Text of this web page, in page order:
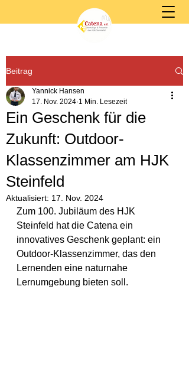
Beitrag
Ein Geschenk für die
Zukunft: Outdoor-
Klassenzimmer am HJK
Steinfeld
Yannick Hansen
17. Nov. 2024 1 Min. Lesezeit
Aktualisiert: 17. Nov. 2024
Zum 100. Jubiläum des HJK
Steinfeld hat die Catena ein
innovatives Geschenk geplant: ein
Outdoor-Klassenzimmer, das den
Lernenden eine naturnahe
Lernumgebung bieten soll.